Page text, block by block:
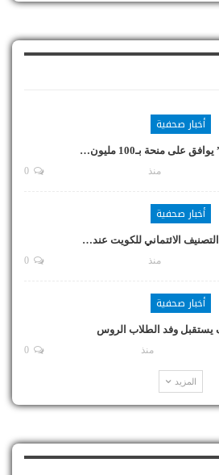
أخبار صحفية
على منحة بـ100 مليون…
منذ
أخبار صحفية
الائتماني للكويت عند…
منذ
أخبار صحفية
يستقبل وفد الطلاب الروس
منذ
المزيد